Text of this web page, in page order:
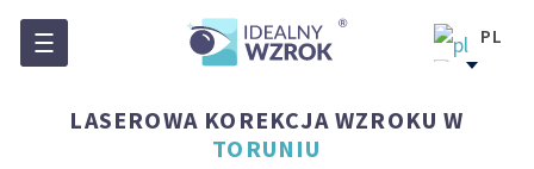
PL
LASEROWA KOREKCJA WZROKU W
TORUNIU